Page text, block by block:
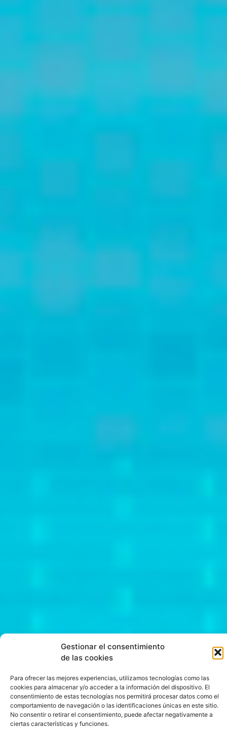
Gestionar el consentimiento
de las cookies
Para ofrecer las mejores experiencias, utilizamos tecnologías como las
cookies para almacenar y/o acceder a la información del dispositivo. El
consentimiento de estas tecnologías nos permitirá procesar datos como el
comportamiento de navegación o las identificaciones únicas en este sitio.
No consentir o retirar el consentimiento, puede afectar negativamente a
ciertas características y funciones.
Como